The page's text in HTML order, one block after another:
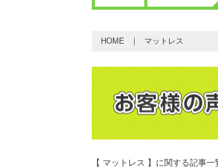
HOME マットレス
【 マットレス 】に関する記事一